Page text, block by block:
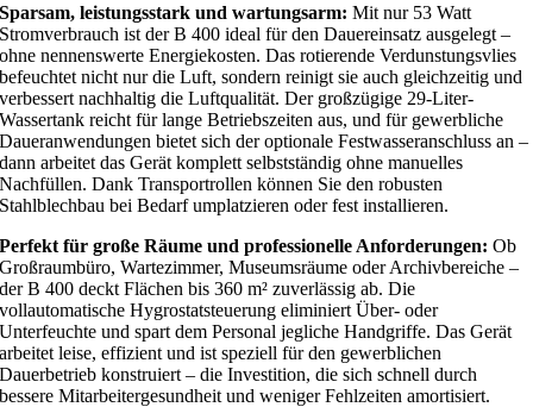
€
Sparsam, leistungsstark und wartungsarm: Mit nur 53 Watt
Stromverbrauch ist der B 400 ideal für den Dauereinsatz ausgelegt –
ohne nennenswerte Energiekosten. Das rotierende Verdunstungsvlies
befeuchtet nicht nur die Luft, sondern reinigt sie auch gleichzeitig und
verbessert nachhaltig die Luftqualität. Der großzügige 29-Liter-
Wassertank reicht für lange Betriebszeiten aus, und für gewerbliche
Daueranwendungen bietet sich der optionale Festwasseranschluss an –
dann arbeitet das Gerät komplett selbstständig ohne manuelles
Nachfüllen. Dank Transportrollen können Sie den robusten
Stahlblechbau bei Bedarf umplatzieren oder fest installieren.
Perfekt für große Räume und professionelle Anforderungen: Ob
Großraumbüro, Wartezimmer, Museumsräume oder Archivbereiche –
der B 400 deckt Flächen bis 360 m² zuverlässig ab. Die
vollautomatische Hygrostatsteuerung eliminiert Über- oder
Unterfeuchte und spart dem Personal jegliche Handgriffe. Das Gerät
arbeitet leise, effizient und ist speziell für den gewerblichen
Dauerbetrieb konstruiert – die Investition, die sich schnell durch
bessere Mitarbeitergesundheit und weniger Fehlzeiten amortisiert.